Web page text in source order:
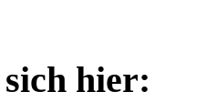
hier: